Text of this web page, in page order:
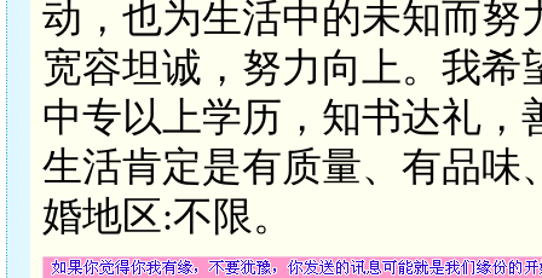
动，也为生活中的未知而努
宽容坦诚，努力向上。我希
中专以上学历，知书达礼，
生活肯定是有质量、有品味
婚地区:不限。